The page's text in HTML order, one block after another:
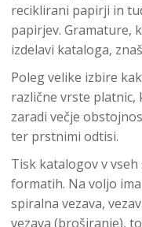
reciklirani papirji in
papirjev. Gramature,
izdelavi kataloga,
Poleg velike izbire
različne vrste
zaradi večje
ter prstnimi odtisi.
Tisk katalogov v
formatih. Na voljo
spiralna vezava,
vezava (broširanje),